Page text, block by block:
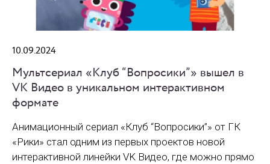
10.09.2024
Мультсериал «Клуб “Вопросики”» вышел в
VK Видео в уникальном интерактивном
формате
Анимационный сериал «Клуб “Вопросики”» от ГК
«Рики» стал одним из первых проектов новой
интерактивной линейки VK Видео, где можно прямо